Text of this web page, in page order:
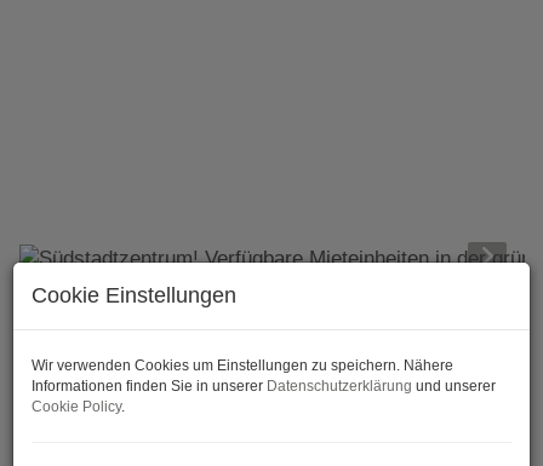
BESCHREIBUNG
Südstadtzentrum! Verfügbare Mieteinheiten in
Cookie Einstellungen
Wir verwenden Cookies um Einstellungen zu speichern. Nähere
Informationen finden Sie in unserer Datenschutzerklärung und unserer
Cookie Policy.